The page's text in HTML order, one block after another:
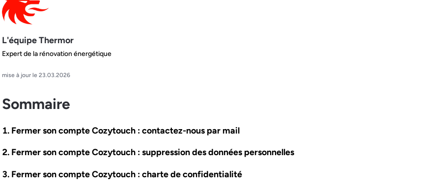
L'équipe Thermor
Expert de la rénovation énergétique
mise à jour le 23.03.2026
Sommaire
Fermer son compte Cozytouch : contactez-nous par mail
Fermer son compte Cozytouch : suppression des données personnelles
Fermer son compte Cozytouch : charte de confidentialité